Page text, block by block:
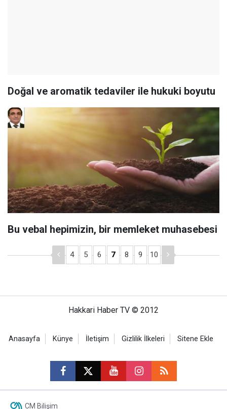
Doğal ve aromatik tedaviler ile hukuki boyutu
Bu vebal hepimizin, bir memleket muhasebesi
4 5 6 7 8 9 10
Hakkari Haber TV © 2012
Anasayfa Künye İletişim Gizlilik İlkeleri Sitene Ekle
CM Bilişim